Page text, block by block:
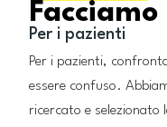
Per i pazienti
Per i pazienti,
essere confuso.
ricercato e selezionato